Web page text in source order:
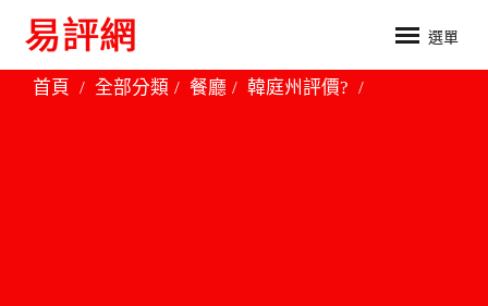
選單
首頁 全部分類 餐廳 韓庭州評價?